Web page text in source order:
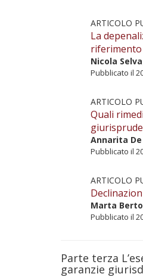
ARTICOLO
La
riferimento
Nicola
Pubblicato il
ARTICOLO
Quali
Annarita De
Pubblicato il
ARTICOLO
Marta
Pubblicato il
Parte terza
garanzie